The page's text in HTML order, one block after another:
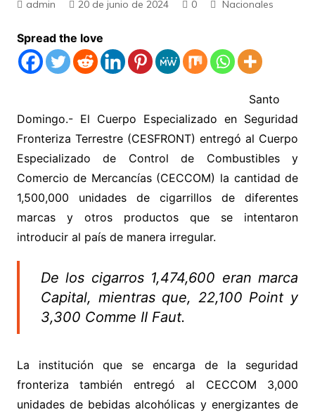
admin 20 de junio de 2024 0 Nacionales
Spread the love
Santo
Domingo.- El Cuerpo Especializado en Seguridad
Fronteriza Terrestre (CESFRONT) entregó al Cuerpo
Especializado de Control de Combustibles y
Comercio de Mercancías (CECCOM) la cantidad de
1,500,000 unidades de cigarrillos de diferentes
marcas y otros productos que se intentaron
introducir al país de manera irregular.
De los cigarros 1,474,600 eran marca
Capital, mientras que, 22,100 Point y
3,300 Comme II Faut.
La institución que se encarga de la seguridad
fronteriza también entregó al CECCOM 3,000
unidades de bebidas alcohólicas y energizantes de